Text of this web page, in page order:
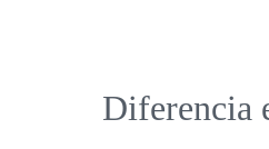
Diferencia